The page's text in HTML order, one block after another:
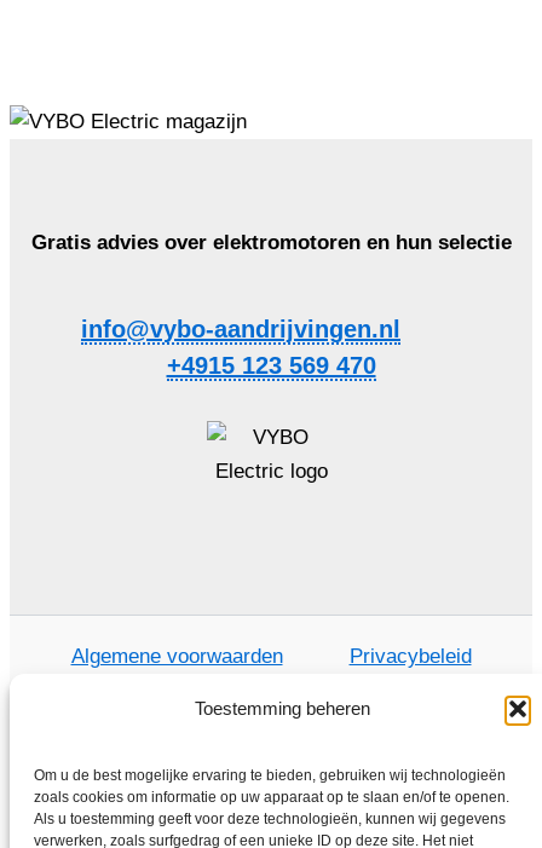
Toestemming beheren
Om u de best mogelijke ervaring te bieden, gebruiken wij technologieën
zoals cookies om informatie op uw apparaat op te slaan en/of te openen.
Als u toestemming geeft voor deze technologieën, kunnen wij gegevens
verwerken, zoals surfgedrag of een unieke ID op deze site. Het niet
Gratis advies over elektromotoren en hun selectie
info@vybo-aandrijvingen.nl
+4915 123 569 470
Algemene voorwaarden Privacybeleid
Thuis
Winkel